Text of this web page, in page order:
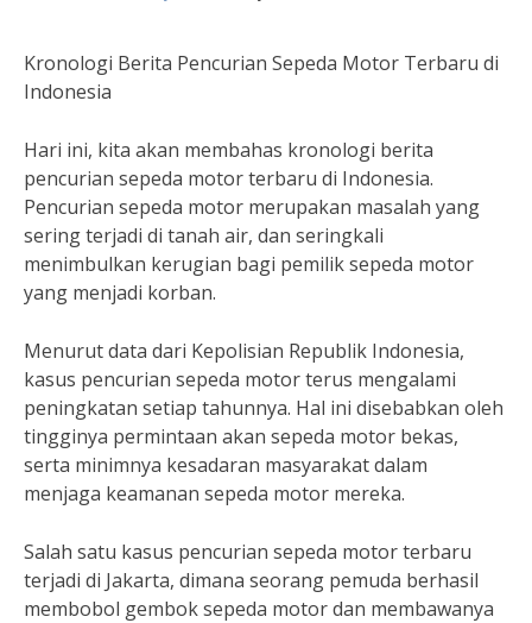
Kronologi Berita Pencurian Sepeda Motor Terbaru di
Indonesia
Hari ini, kita akan membahas kronologi berita
pencurian sepeda motor terbaru di Indonesia.
Pencurian sepeda motor merupakan masalah yang
sering terjadi di tanah air, dan seringkali
menimbulkan kerugian bagi pemilik sepeda motor
yang menjadi korban.
Menurut data dari Kepolisian Republik Indonesia,
kasus pencurian sepeda motor terus mengalami
peningkatan setiap tahunnya. Hal ini disebabkan oleh
tingginya permintaan akan sepeda motor bekas,
serta minimnya kesadaran masyarakat dalam
menjaga keamanan sepeda motor mereka.
Salah satu kasus pencurian sepeda motor terbaru
terjadi di Jakarta, dimana seorang pemuda berhasil
membobol gembok sepeda motor dan membawanya